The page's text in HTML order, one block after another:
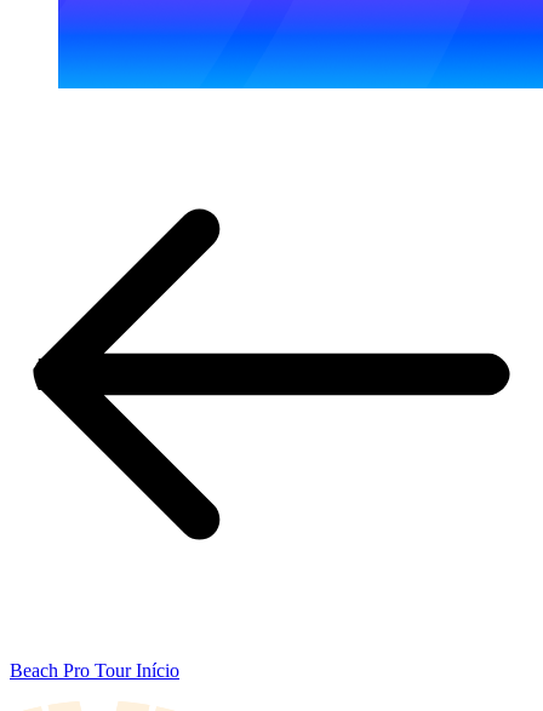
Beach Pro Tour Início